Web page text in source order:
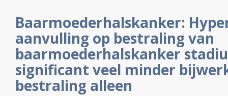
Baarmoederhalskanker:
aanvulling op bestraling van
baarmoederhalskanker
significant veel minder
bestraling alleen